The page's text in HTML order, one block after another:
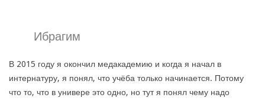
Ибрагим
В 2015 году я окончил медакадемию и когда я начал в
интернатуру, я понял, что учёба только начинается. Потому
что то, что в универе это одно, но тут я понял чему надо